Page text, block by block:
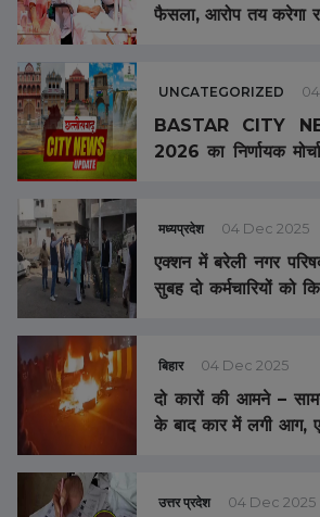
फैसला, आरोप तय करेगा
UNCATEGORIZED
BASTAR CITY
2026 का निर्णायक
मध्यप्रदेश 04 Dec 2025
एक्शन में बरेली नगर
सुबह दो कर्मचारियों को
बिहार 04 Dec 2025
दो कारों की आमने –
के बाद कार में लगी आग,
उत्तर प्रदेश 04 Dec 2025